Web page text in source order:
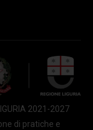
2021-2027
di pratiche e